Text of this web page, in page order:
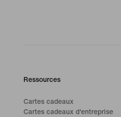
Ressources
Cartes cadeaux
Cartes cadeaux d'entreprise